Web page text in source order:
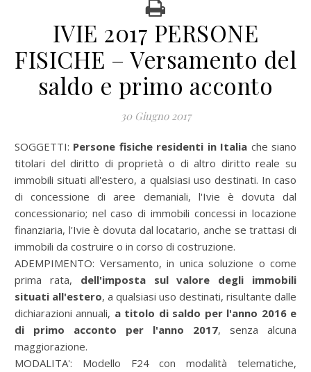
IVIE 2017 PERSONE
FISICHE – Versamento del
saldo e primo acconto
30 Giugno 2017
SOGGETTI: Persone fisiche residenti in Italia che siano
titolari del diritto di proprietà o di altro diritto reale su
immobili situati all'estero, a qualsiasi uso destinati. In caso
di concessione di aree demaniali, l'Ivie è dovuta dal
concessionario; nel caso di immobili concessi in locazione
finanziaria, l'Ivie è dovuta dal locatario, anche se trattasi di
immobili da costruire o in corso di costruzione.
ADEMPIMENTO: Versamento, in unica soluzione o come
prima rata, dell'imposta sul valore degli immobili
situati all'estero, a qualsiasi uso destinati, risultante dalle
dichiarazioni annuali, a titolo di saldo per l'anno 2016 e
di primo acconto per l'anno 2017, senza alcuna
maggiorazione.
MODALITA': Modello F24 con modalità telematiche,